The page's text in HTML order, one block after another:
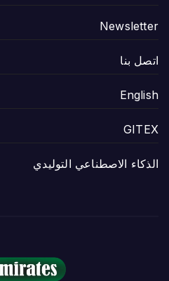
Newsletter
اتصل بنا
English
GITEX
الذكاء الاصطناعي التوليدي